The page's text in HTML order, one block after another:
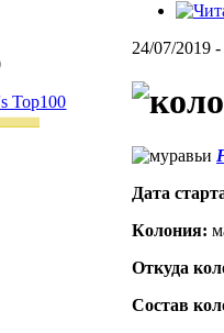
24/07/2019
Дата
Кoлония:
Откуда
Состав